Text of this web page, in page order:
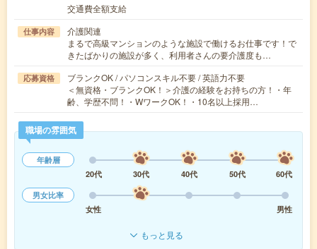
交通費全額支給
仕事内容
介護関連
まるで高級マンションのような施設で働けるお仕事です！で
きたばかりの施設が多く、利用者さんの要介護度も…
応募資格
ブランクOK / パソコンスキル不要 / 英語力不要
＜無資格・ブランクOK！＞介護の経験をお持ちの方！・年
齢、学歴不問！・WワークOK！・10名以上採用…
職場の雰囲気
年齢層
20代
30代 40代 50代
60代
男女比率
女性
男性
もっと見る